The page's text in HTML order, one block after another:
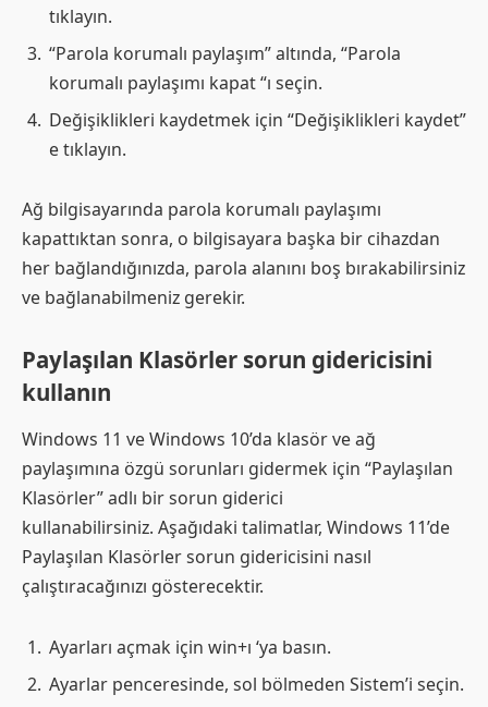
tıklayın.
“Parola korumalı paylaşım” altında, “Parola
korumalı paylaşımı kapat “ı seçin.
Değişiklikleri kaydetmek için “Değişiklikleri kaydet”
e tıklayın.
Ağ bilgisayarında parola korumalı paylaşımı
kapattıktan sonra, o bilgisayara başka bir cihazdan
her bağlandığınızda, parola alanını boş bırakabilirsiniz
ve bağlanabilmeniz gerekir.
Paylaşılan Klasörler sorun gidericisini
kullanın
Windows 11 ve Windows 10’da klasör ve ağ
paylaşımına özgü sorunları gidermek için “Paylaşılan
Klasörler” adlı bir sorun giderici
kullanabilirsiniz. Aşağıdaki talimatlar, Windows 11’de
Paylaşılan Klasörler sorun gidericisini nasıl
çalıştıracağınızı gösterecektir.
Ayarları açmak için win+ı ‘ya basın.
Ayarlar penceresinde, sol bölmeden Sistem’i seçin.